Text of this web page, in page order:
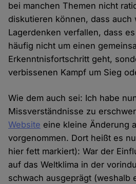
bei manchen Themen nicht
diskutieren können, dass auch
Lagerdenken verfallen, dass
häufig nicht um einen
Erkenntnisfortschritt geht,
verbissenen Kampf um Sieg
Wie dem auch sei: Ich habe
Missverständnisse zu
Website eine kleine Änderung
vorgenommen. Dort heißt es
hier fett markiert): War der
auf das Weltklima in der
schwach ausgeprägt (weshalb